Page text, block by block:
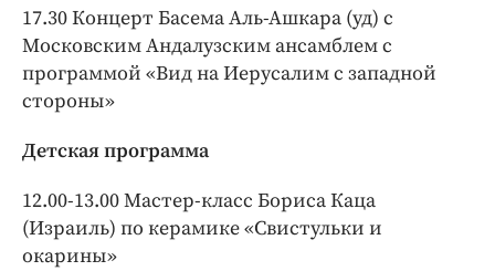
17.30 Концерт Басема Аль-Ашкара (уд) с
Московским Андалузским ансамблем с
программой «Вид на Иерусалим с западной
стороны»
Детская программа
12.00-13.00 Мастер-класс Бориса Каца
(Израиль) по керамике «Свистульки и
окарины»